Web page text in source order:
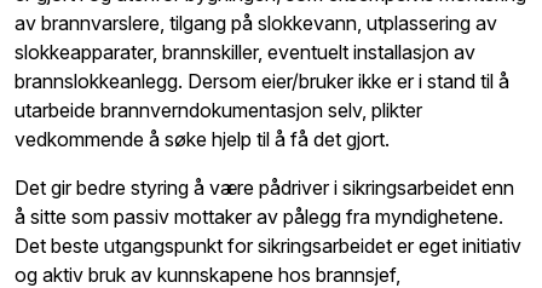
av brannvarslere, tilgang på slokkevann, utplassering av
slokkeapparater, brannskiller, eventuelt installasjon av
brannslokkeanlegg. Dersom eier/bruker ikke er i stand til å
utarbeide brannverndokumentasjon selv, plikter
vedkommende å søke hjelp til å få det gjort.
Det gir bedre styring å være pådriver i sikringsarbeidet enn
å sitte som passiv mottaker av pålegg fra myndighetene.
Det beste utgangspunkt for sikringsarbeidet er eget initiativ
og aktiv bruk av kunnskapene hos brannsjef,